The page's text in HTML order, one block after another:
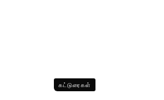
கட்டுரைகள்